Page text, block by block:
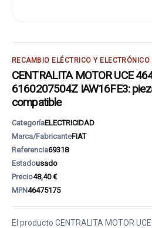
RECAMBIO ELÉCTRICO Y
CENTRALITA MOTOR UCE
6160207504Z IAW16FE3:
compatible
CategoríaELECTRICIDAD
Marca/FabricanteFIAT
Referencia69318
Estadousado
Precio48,40 €
MPN46475175
El producto CENTRALITA MOTOR